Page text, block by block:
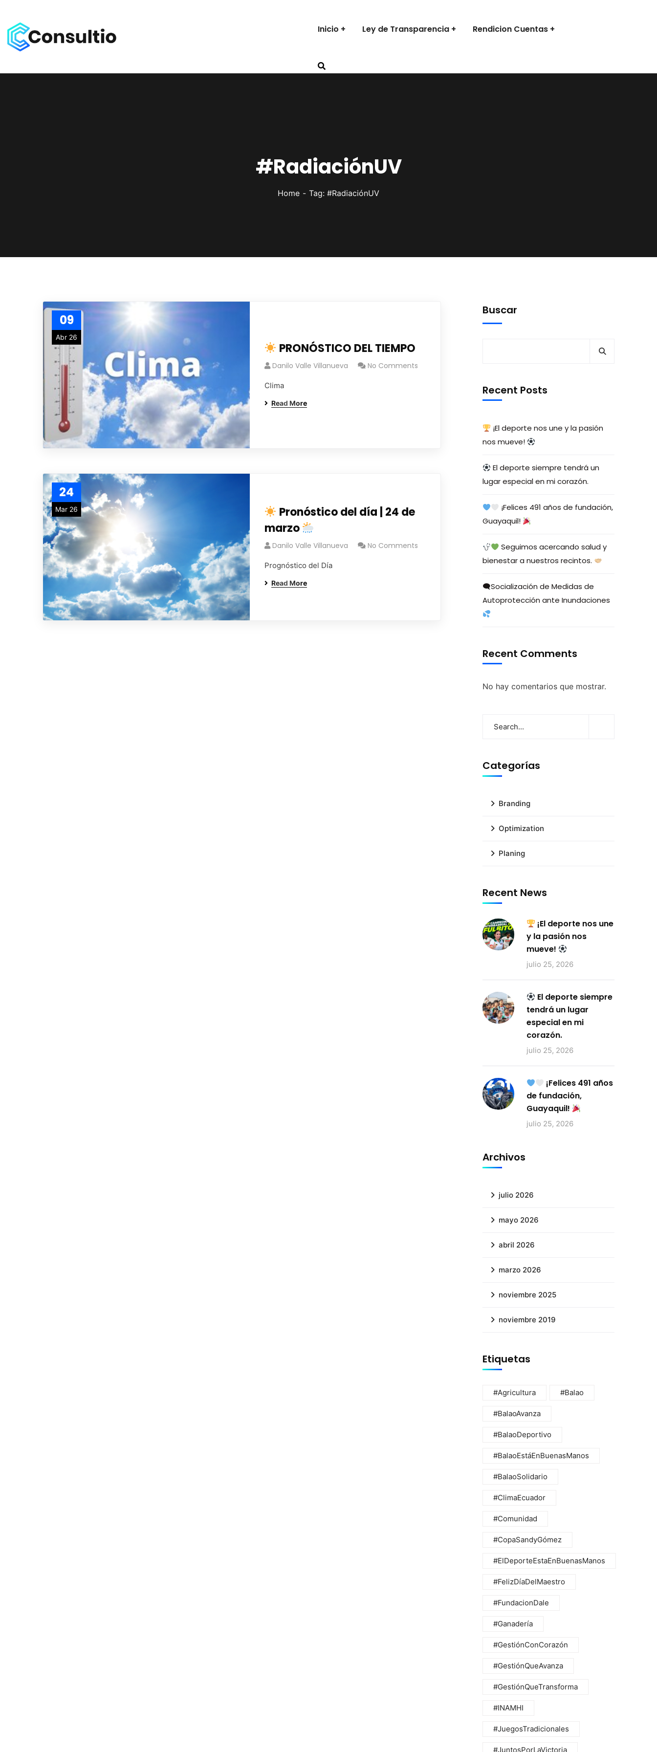
Inicio Ley de Transparencia Rendicion Cuentas
#RadiaciónUV
Home Tag: #RadiaciónUV
09
Abr 26
PRONÓSTICO DEL TIEMPO
Danilo Valle Villanueva No Comments
Clima
Read More
24
Mar 26
Pronóstico del día | 24 de
marzo
Danilo Valle Villanueva No Comments
Prognóstico del Día
Read More
Buscar
Recent Posts
¡El deporte nos une y la pasión
nos mueve!
El deporte siempre tendrá un
lugar especial en mi corazón.
¡Felices 491 años de fundación,
Guayaquil!
Seguimos acercando salud y
bienestar a nuestros recintos.
🗨Socialización de Medidas de
Autoprotección ante Inundaciones
Recent Comments
No hay comentarios que mostrar.
Categorías
Branding
Optimization
Planing
Recent News
¡El deporte nos une
y la pasión nos
mueve!
julio 25, 2026
El deporte siempre
tendrá un lugar
especial en mi
corazón.
julio 25, 2026
¡Felices 491 años
de fundación,
Guayaquil!
julio 25, 2026
Archivos
julio 2026
mayo 2026
abril 2026
marzo 2026
noviembre 2025
noviembre 2019
Etiquetas
#Agricultura #Balao
#BalaoAvanza
#BalaoDeportivo
#BalaoEstáEnBuenasManos
#BalaoSolidario
#ClimaEcuador
#Comunidad
#CopaSandyGómez
#ElDeporteEstaEnBuenasManos
#FelizDíaDelMaestro
#FundacionDale
#Ganadería
#GestiónConCorazón
#GestiónQueAvanza
#GestiónQueTransforma
#INAMHI
#JuegosTradicionales
#JuntosPorLaVictoria